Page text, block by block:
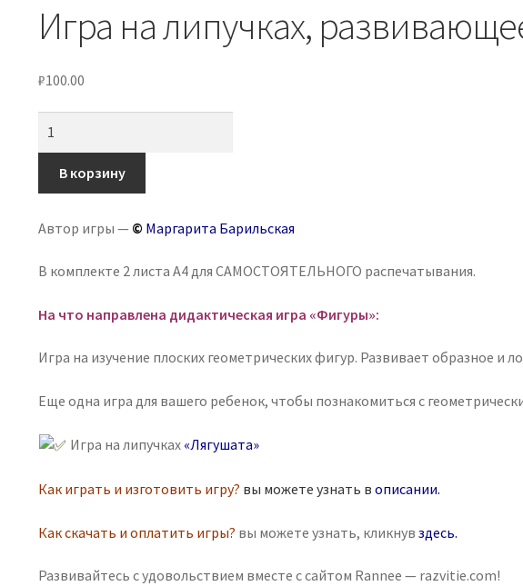
Игра на липучках,
₽100.00
Игра
на
развивающее
«Фигуры»
В корзину
Автор игры — © Маргарита Барильская
В комплекте 2 листа А4 для САМОСТОЯТЕЛЬНОГО распечатывания.
На что направлена дидактическая игра «Фигуры»:
Игра на изучение плоских геометрических фигур. Развивает образное
Еще одна игра для вашего ребенок, чтобы познакомиться с
Игра на липучках «Лягушата»
Как играть и изготовить игру? вы можете узнать в описании.
Как скачать и оплатить игры? вы можете узнать, кликнув здесь.
Развивайтесь с удовольствием вместе с сайтом Rannee — razvitie.com!